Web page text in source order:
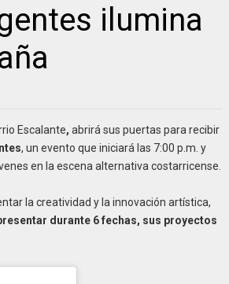
ilumina
Escalante, abrirá sus puertas para recibir
, un evento que iniciará las 7:00 p.m. y
en la escena alternativa costarricense.
la creatividad y la innovación artística,
durante 6 fechas, sus proyectos